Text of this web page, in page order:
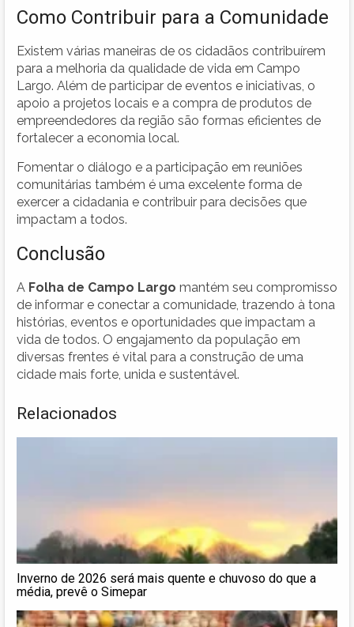
Como Contribuir para a Comunidade
Existem várias maneiras de os cidadãos contribuírem
para a melhoria da qualidade de vida em Campo
Largo. Além de participar de eventos e iniciativas, o
apoio a projetos locais e a compra de produtos de
empreendedores da região são formas eficientes de
fortalecer a economia local.
Fomentar o diálogo e a participação em reuniões
comunitárias também é uma excelente forma de
exercer a cidadania e contribuir para decisões que
impactam a todos.
Conclusão
A Folha de Campo Largo mantém seu compromisso
de informar e conectar a comunidade, trazendo à tona
histórias, eventos e oportunidades que impactam a
vida de todos. O engajamento da população em
diversas frentes é vital para a construção de uma
cidade mais forte, unida e sustentável.
Relacionados
Inverno de 2026 será mais quente e chuvoso do que a
média, prevê o Simepar